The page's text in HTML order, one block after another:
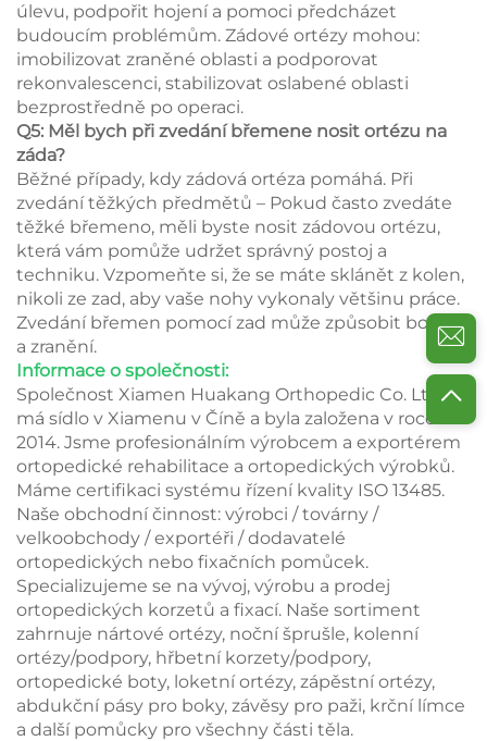
úlevu, podpořit hojení a pomoci předcházet
budoucím problémům. Zádové ortézy mohou:
imobilizovat zraněné oblasti a podporovat
rekonvalescenci, stabilizovat oslabené oblasti
bezprostředně po operaci.
Q5: Měl bych při zvedání břemene nosit ortézu na
záda?
Běžné případy, kdy zádová ortéza pomáhá. Při
zvedání těžkých předmětů – Pokud často zvedáte
těžké břemeno, měli byste nosit zádovou ortézu,
která vám pomůže udržet správný postoj a
techniku. Vzpomeňte si, že se máte sklánět z kolen,
nikoli ze zad, aby vaše nohy vykonaly většinu práce.
Zvedání břemen pomocí zad může způsobit bolest
a zranění.
Informace o společnosti:
Společnost Xiamen Huakang Orthopedic Co. Ltd.
má sídlo v Xiamenu v Číně a byla založena v roce
2014. Jsme profesionálním výrobcem a exportérem
ortopedické rehabilitace a ortopedických výrobků.
Máme certifikaci systému řízení kvality ISO 13485.
Naše obchodní činnost: výrobci / továrny /
velkoobchody / exportéři / dodavatelé
ortopedických nebo fixačních pomůcek.
Specializujeme se na vývoj, výrobu a prodej
ortopedických korzetů a fixací. Naše sortiment
zahrnuje nártové ortézy, noční šprušle, kolenní
ortézy/podpory, hřbetní korzety/podpory,
ortopedické boty, loketní ortézy, zápěstní ortézy,
abdukční pásy pro boky, závěsy pro paži, krční límce
a další pomůcky pro všechny části těla.